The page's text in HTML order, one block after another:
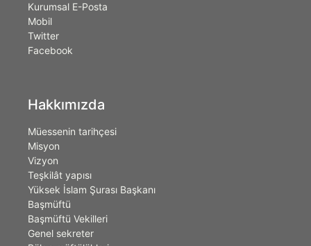
Kurumsal E-Posta
Mobil
Twitter
Facebook
Hakkımızda
Müessenin tarihçesi
Misyon
Vizyon
Teşkilât yapısı
Yüksek İslam Şurası Başkanı
Başmüftü
Başmüftü Vekilleri
Genel sekreter